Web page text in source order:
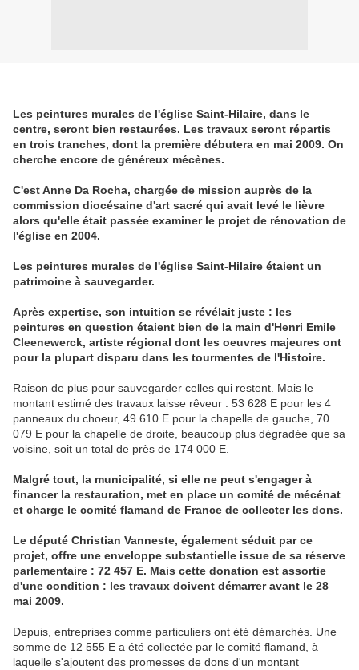
Les peintures murales de l'église Saint-Hilaire, dans le
centre, seront bien restaurées. Les travaux seront répartis
en trois tranches, dont la première débutera en mai 2009. On
cherche encore de généreux mécènes.
C'est Anne Da Rocha, chargée de mission auprès de la
commission diocésaine d'art sacré qui avait levé le lièvre
alors qu'elle était passée examiner le projet de rénovation de
l'église en 2004.
Les peintures murales de l'église Saint-Hilaire étaient un
patrimoine à sauvegarder.
Après expertise, son intuition se révélait juste : les
peintures en question étaient bien de la main d'Henri Emile
Cleenewerck, artiste régional dont les oeuvres majeures ont
pour la plupart disparu dans les tourmentes de l'Histoire.
Raison de plus pour sauvegarder celles qui restent. Mais le
montant estimé des travaux laisse rêveur : 53 628 E pour les 4
panneaux du choeur, 49 610 E pour la chapelle de gauche, 70
079 E pour la chapelle de droite, beaucoup plus dégradée que sa
voisine, soit un total de près de 174 000 E.
Malgré tout, la municipalité, si elle ne peut s'engager à
financer la restauration, met en place un comité de mécénat
et charge le comité flamand de France de collecter les dons.
Le député Christian Vanneste, également séduit par ce
projet, offre une enveloppe substantielle issue de sa réserve
parlementaire : 72 457 E. Mais cette donation est assortie
d'une condition : les travaux doivent démarrer avant le 28
mai 2009.
Depuis, entreprises comme particuliers ont été démarchés. Une
somme de 12 555 E a été collectée par le comité flamand, à
laquelle s'ajoutent des promesses de dons d'un montant